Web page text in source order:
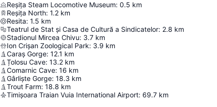
Reșița Steam Locomotive Museum: 0.5 km
Reșița North: 1.2 km
Resita: 1.5 km
Teatrul de Stat și Casa de Cultură a Sindicatelor: 2.8 km
Stadionul Mircea Chivu: 3.7 km
Ion Crișan Zoological Park: 3.9 km
Caraș Gorge: 12.1 km
Țolosu Cave: 13.2 km
Comarnic Cave: 16 km
Gârliște Gorge: 18.3 km
Trout Farm: 18.8 km
Timișoara Traian Vuia International Airport: 69.7 km